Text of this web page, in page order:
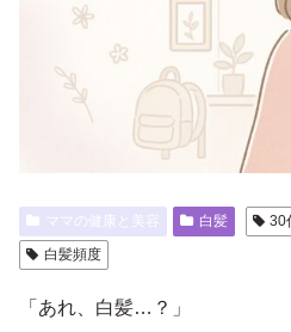
ママの健康と美容 白髪 30
白髪頻度
「あれ、白髪…？」